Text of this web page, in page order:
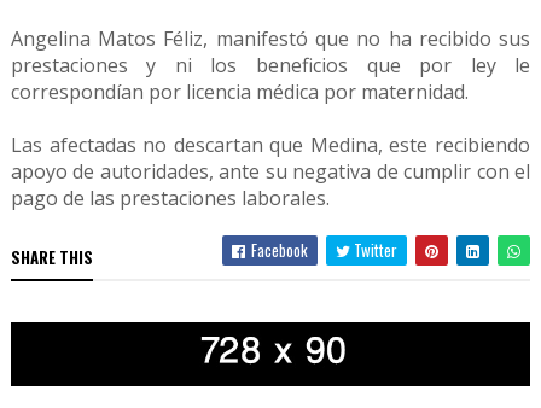
Angelina Matos Féliz, manifestó que no ha recibido sus
prestaciones y ni los beneficios que por ley le
correspondían por licencia médica por maternidad.
Las afectadas no descartan que Medina, este recibiendo
apoyo de autoridades, ante su negativa de cumplir con el
pago de las prestaciones laborales.
SHARE THIS Facebook Twitter